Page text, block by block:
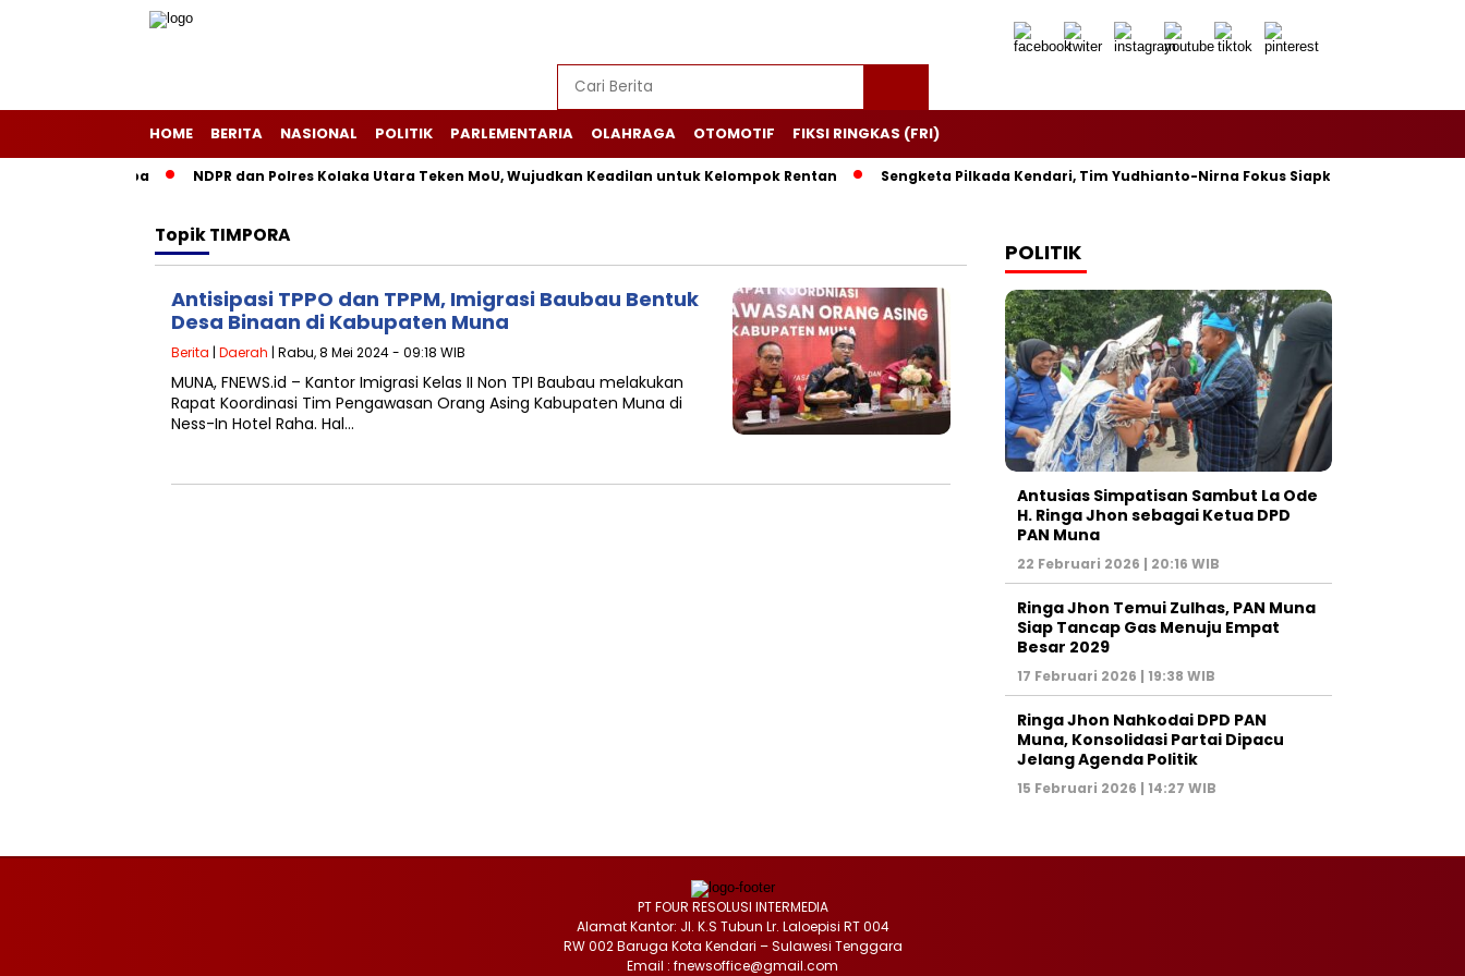
HOME BERITA NASIONAL POLITIK PARLEMENTARIA OLAHRAGA OTOMOTIF FIKSI RINGKAS (FRI)
NDPR dan Polres Kolaka Utara Teken MoU, Wujudkan Keadilan untuk Kelompok Rentan Sengketa Pilkada Kendari, Tim Yudhianto-Nirna Fokus Siapkan Bukti di MK
TopikTIMPORA
Antisipasi TPPO dan TPPM, Imigrasi Baubau Bentuk
Desa Binaan di Kabupaten Muna
Berita | Daerah | Rabu, 8 Mei 2024 - 09:18 WIB
MUNA, FNEWS.id – Kantor Imigrasi Kelas II Non TPI Baubau melakukan
Rapat Koordinasi Tim Pengawasan Orang Asing Kabupaten Muna di
Ness-In Hotel Raha. Hal…
POLITIK
Antusias Simpatisan Sambut La Ode
H. Ringa Jhon sebagai Ketua DPD
PAN Muna
22 Februari 2026 | 20:16 WIB
Ringa Jhon Temui Zulhas, PAN Muna
Siap Tancap Gas Menuju Empat
Besar 2029
17 Februari 2026 | 19:38 WIB
Ringa Jhon Nahkodai DPD PAN
Muna, Konsolidasi Partai Dipacu
Jelang Agenda Politik
15 Februari 2026 | 14:27 WIB
PT FOUR RESOLUSI INTERMEDIA
Alamat Kantor: Jl. K.S Tubun Lr. Laloepisi RT 004
RW 002 Baruga Kota Kendari – Sulawesi Tenggara
Email : fnewsoffice@gmail.com